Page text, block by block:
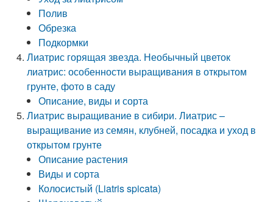
Полив
Обрезка
Подкормки
Лиатрис горящая звезда. Необычный цветок
лиатрис: особенности выращивания в открытом
грунте, фото в саду
Описание, виды и сорта
Лиатрис выращивание в сибири. Лиатрис –
выращивание из семян, клубней, посадка и уход в
открытом грунте
Описание растения
Виды и сорта
Колосистый (Liatris spicata)